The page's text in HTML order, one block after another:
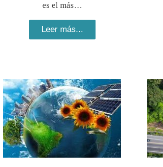
es el más…
Leer más...